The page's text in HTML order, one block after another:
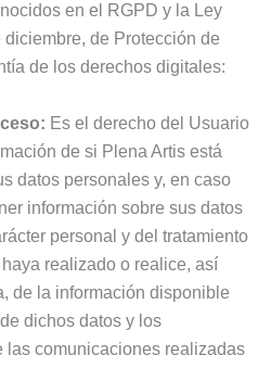
en el RGPD y la Ley
de Protección de
de los derechos digitales:
Es el derecho del Usuario
de si Plena Artis está
datos personales y, en caso
información sobre sus datos
personal y del tratamiento
realizado o realice, así
de la información disponible
dichos datos y los
las comunicaciones realizadas